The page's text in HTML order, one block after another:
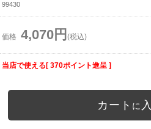
99430
価格 4,070円 (税込)
当店で使える[ 370ポイント進呈 ]
カート に